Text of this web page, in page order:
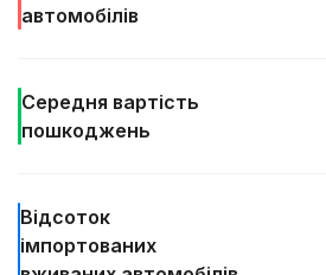
автомобілів
Середня вартість
пошкоджень
Відсоток
імпортованих